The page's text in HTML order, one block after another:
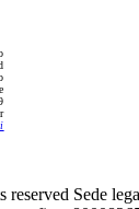
Sede